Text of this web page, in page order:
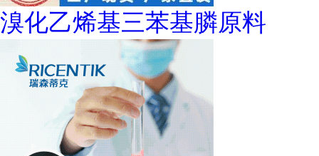
溴化乙烯基三苯基膦原料